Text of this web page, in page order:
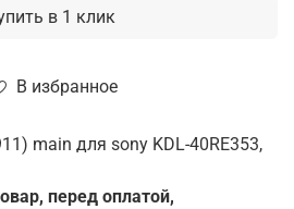
В избранное
в 1 клик
main для sony KDL-40RE353,
перед оплатой,